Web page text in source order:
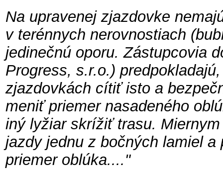
Na upravenej zjazdovke
v terénnych nerovnostiach
jedinečnú oporu. Zástupcovia
Progress, s.r.o.)
zjazdovkách cítiť isto a
meniť priemer nasadeného
iný lyžiar skrížiť trasu.
jazdy jednu z bočných lamiel
priemer oblúka...."